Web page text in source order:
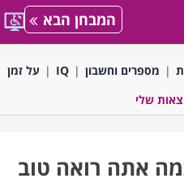
המבחן הבא
מספרים וחשבון IQ
על זמן
שלי
אתה רואה טוב